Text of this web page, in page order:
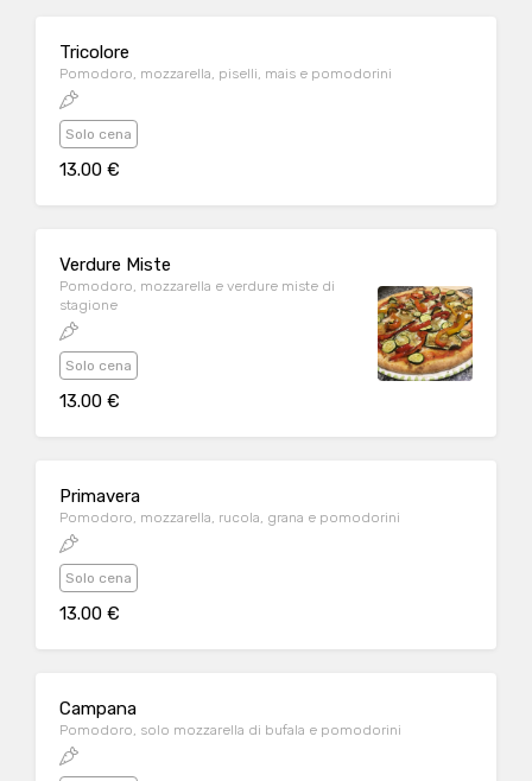
Tricolore
Pomodoro, mozzarella, piselli, mais e pomodorini
Solo cena
13.00 €
Verdure Miste
Pomodoro, mozzarella e verdure miste di
stagione
Solo cena
13.00 €
Primavera
Pomodoro, mozzarella, rucola, grana e pomodorini
Solo cena
13.00 €
Campana
Pomodoro, solo mozzarella di bufala e pomodorini